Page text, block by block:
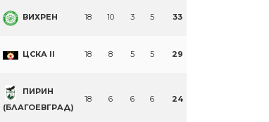
ВИХРЕН 18 10 3 5 33
ЦСКА II 18 8 5 5 29
ПИРИН
(БЛАГОЕВГРАД)
18 6 6 6 24